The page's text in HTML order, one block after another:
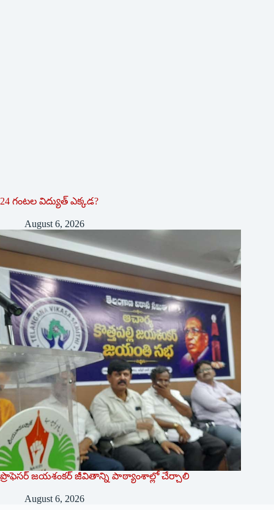
24 గంటల విద్యుత్ ఎక్కడ?
August 6, 2026
ప్రొఫెసర్ జయశంకర్ జీవితాన్ని పాఠ్యాంశాల్లో చేర్చాలి
August 6, 2026